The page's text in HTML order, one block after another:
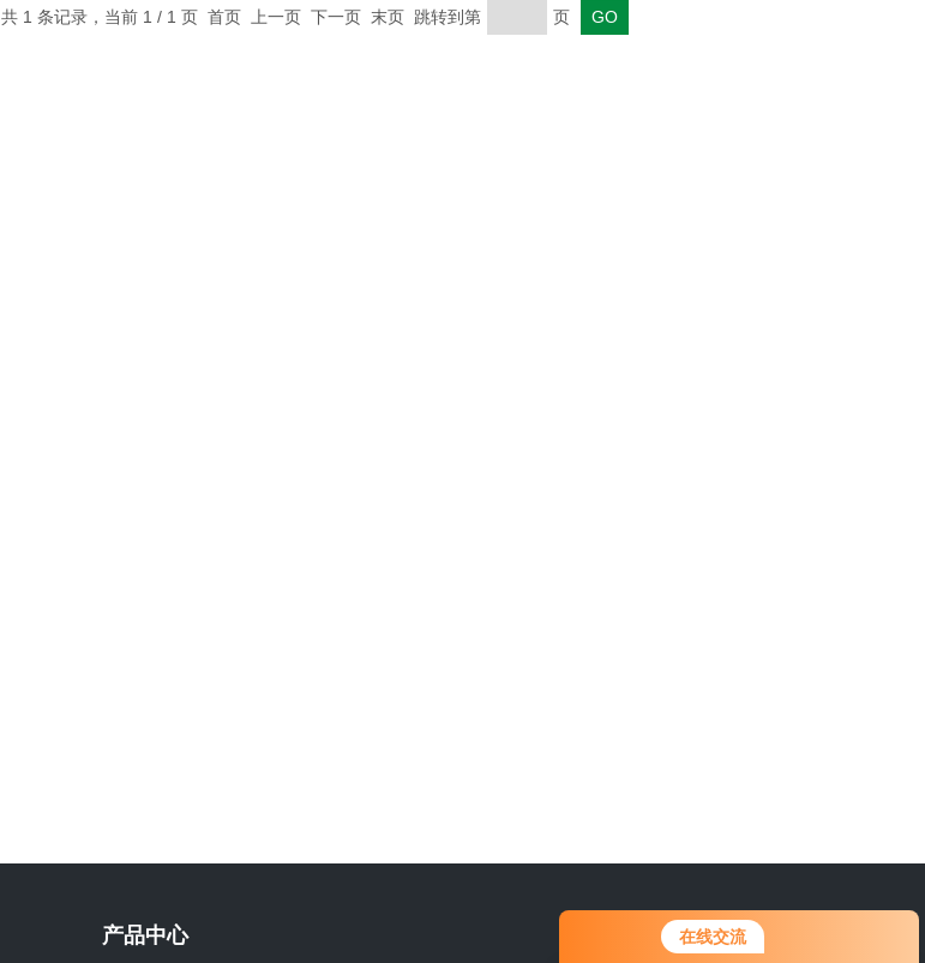
在线交流
共 1 条记录，当前 1 / 1 页 首页 上一页 下一页 末页 跳转到第 页
产品中心 15666889815